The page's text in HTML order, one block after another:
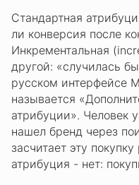
Стандартная
ли конверсия после
Инкрементальная
другой: «случилась
русском интерфейсе
называется
атрибуции». Человек
нашел бренд через
засчитает эту
атрибуция - нет: